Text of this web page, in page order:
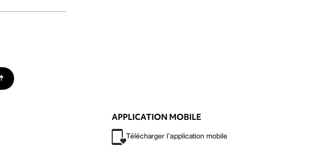
APPLICATION MOBILE
Télécharger l’application mobile